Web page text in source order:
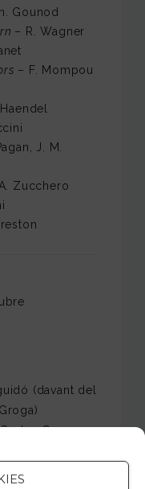
Gounod
– R. Wagner
– F. Mompou
J. M.
Zucchero
(davant del
Creus
Allende